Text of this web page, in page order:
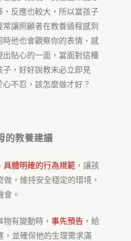
，反應也較大，所以當孩子
常讓照顧者在教養過程感到
時他也會觀察你的表情、 感
出貼心的一面 ，當面對這種
子，好好說教未必立即見
心不忍 ，該怎麼做才好？
的教養建議
具體明確的行為規範 ，讓孩
做，維持安全穩定的環境 ，
會。
物有變動時， 事先預告 ， 給
，並確保他的生理需求滿